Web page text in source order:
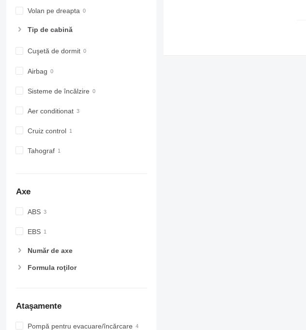
Volan pe dreapta
Tip de cabină
Cuşetă de dormit
Airbag
Sisteme de încălzire
Aer conditionat
Cruiz control
Tahograf
Axe
ABS
EBS
Număr de axe
Formula roţilor
Ataşamente
Pompă pentru evacuare/încărcare